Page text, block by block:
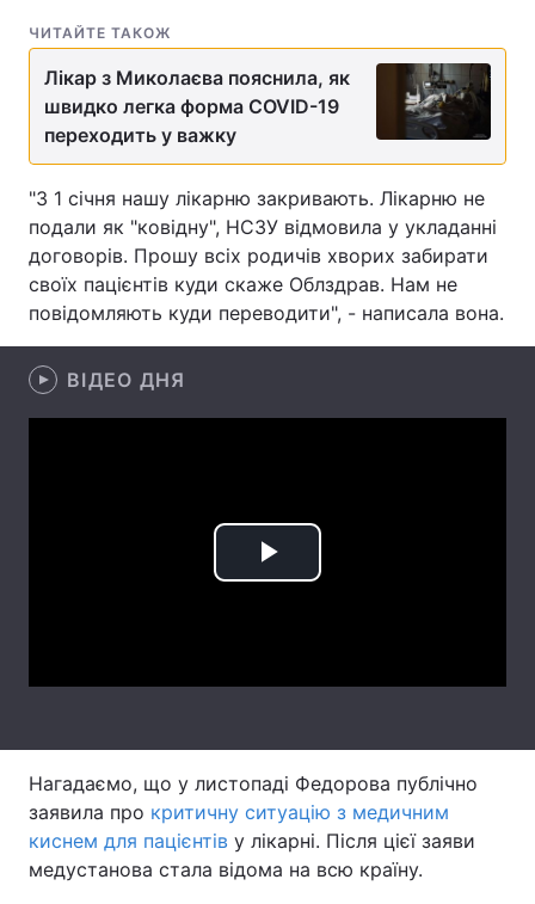
Техно і зв'язок Лайт
Зброя Інциденти
Здоров'я
Цікавинки Погода
Екологія Регіони
Лонгріди
Відео з Youtube
Тема оформлення
ЧИТАЙТЕ ТАКОЖ
Лікар з Миколаєва пояснила, як
швидко легка форма COVID-19
переходить у важку
"З 1 січня нашу лікарню закривають. Лікарню не
подали як "ковідну", НСЗУ відмовила у укладанні
договорів. Прошу всіх родичів хворих забирати
своїх пацієнтів куди скаже Облздрав. Нам не
повідомляють куди переводити", - написала вона.
ВІДЕО ДНЯ
Play
Нагадаємо, що у листопаді Федорова публічно
заявила про критичну ситуацію з медичним
киснем для пацієнтів у лікарні. Після цієї заяви
медустанова стала відома на всю країну.